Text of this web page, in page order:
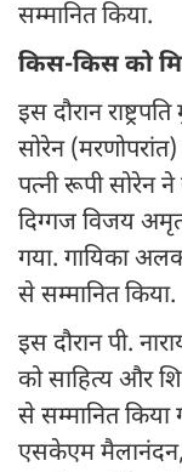
सम्मानित किया.
किस-किस को
इस दौरान
सोरेन
पत्नी रूपी सोरेन ने
दिग्गज विजय
गया. गायिका
से सम्मानित किया.
इस दौरान पी.
को साहित्य और
से सम्मानित
एसकेएम